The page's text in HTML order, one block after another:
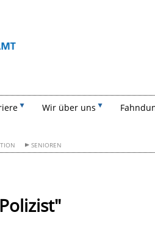
Wir über uns
SENIOREN